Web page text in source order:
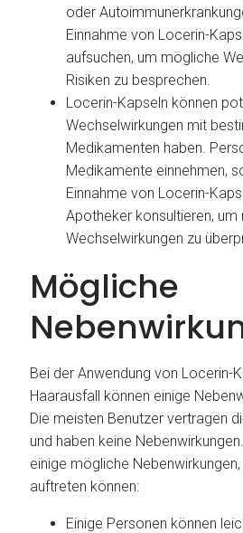
oder
Einnahme von Locerin-
aufsuchen, um mögliche
Risiken zu besprechen.
Locerin-Kapseln können
Wechselwirkungen mit
Medikamenten haben.
Medikamente einnehmen,
Einnahme von Locerin-
Apotheker konsultieren, um
Wechselwirkungen zu
Mögliche
Bei der Anwendung von Locerin-
Haarausfall können einige
Die meisten Benutzer vertragen
und haben keine
einige mögliche
auftreten können:
Einige Personen können